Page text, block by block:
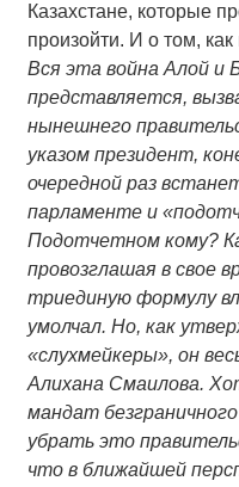
Казахстане, которые
произойти. И о том,
Вся эта война Алой и
представляется,
нынешнего
указом президент,
очередной раз
парламенте и
Подотчетном кому?
провозглашая в свое
триединую формулу
умолчал. Но, как
«слухмейкеры», он
Алихана Смаилова.
мандат
убрать это
что в ближайшей